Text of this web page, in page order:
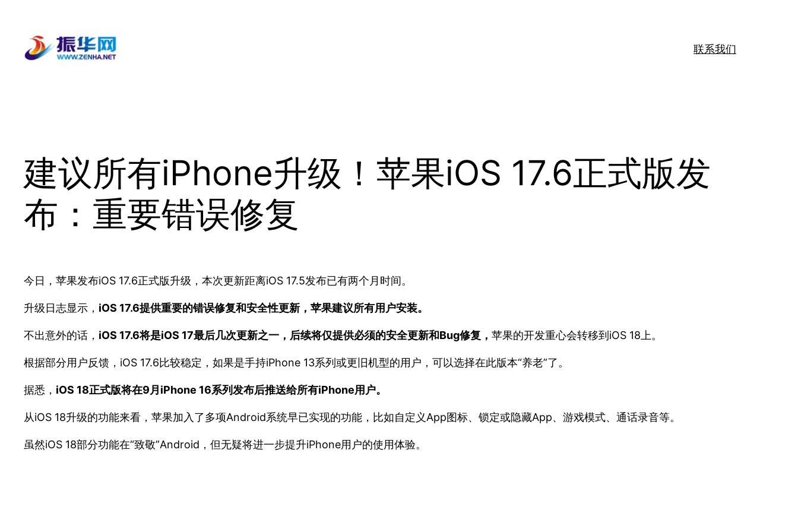
联系我们
建议所有iPhone升级！苹果iOS 17.6正式版发
布：重要错误修复
今日，苹果发布iOS 17.6正式版升级，本次更新距离iOS 17.5发布已有两个月时间。
升级日志显示， iOS 17.6提供重要的错误修复和安全性更新，苹果建议所有用户安装。
不出意外的话， iOS 17.6将是iOS 17最后几次更新之一，后续将仅提供必须的安全更新和Bug修复， 苹果的开发重心会转移到iOS 18上。
根据部分用户反馈，iOS 17.6比较稳定，如果是手持iPhone 13系列或更旧机型的用户，可以选择在此版本“养老”了。
据悉， iOS 18正式版将在9月iPhone 16系列发布后推送给所有iPhone用户。
从iOS 18升级的功能来看，苹果加入了多项Android系统早已实现的功能，比如自定义App图标、锁定或隐藏App、游戏模式、通话录音等。
虽然iOS 18部分功能在“致敬”Android，但无疑将进一步提升iPhone用户的使用体验。